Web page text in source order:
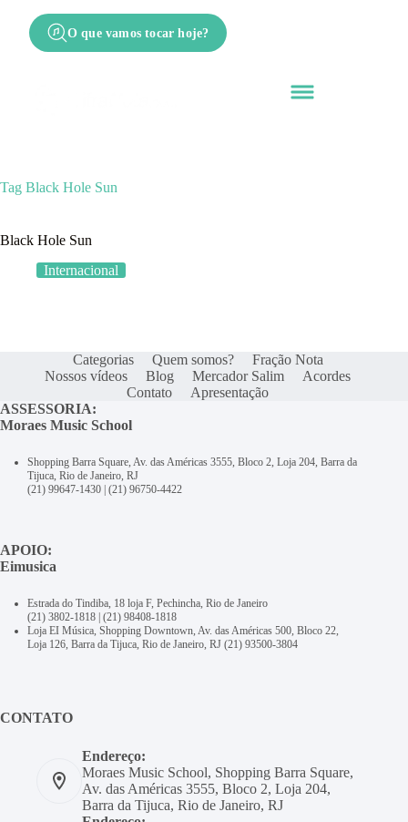
O que vamos tocar hoje?
Tag Black Hole Sun
Black Hole Sun
Internacional
Categorias Quem somos?
Fração Nota
Nossos vídeos
Blog Mercador Salim
Acordes
Contato
Apresentação
ASSESSORIA:
Moraes Music School
Shopping Barra Square, Av. das Américas 3555, Bloco 2, Loja 204, Barra da
Tijuca, Rio de Janeiro, RJ
(21) 99647-1430 | (21) 96750-4422
APOIO:
Eimusica
Estrada do Tindiba, 18 loja F, Pechincha, Rio de Janeiro
(21) 3802-1818 | (21) 98408-1818
Loja EI Música, Shopping Downtown, Av. das Américas 500, Bloco 22,
Loja 126, Barra da Tijuca, Rio de Janeiro, RJ (21) 93500-3804
CONTATO
Endereço:
Moraes Music School, Shopping Barra Square,
Av. das Américas 3555, Bloco 2, Loja 204,
Barra da Tijuca, Rio de Janeiro, RJ